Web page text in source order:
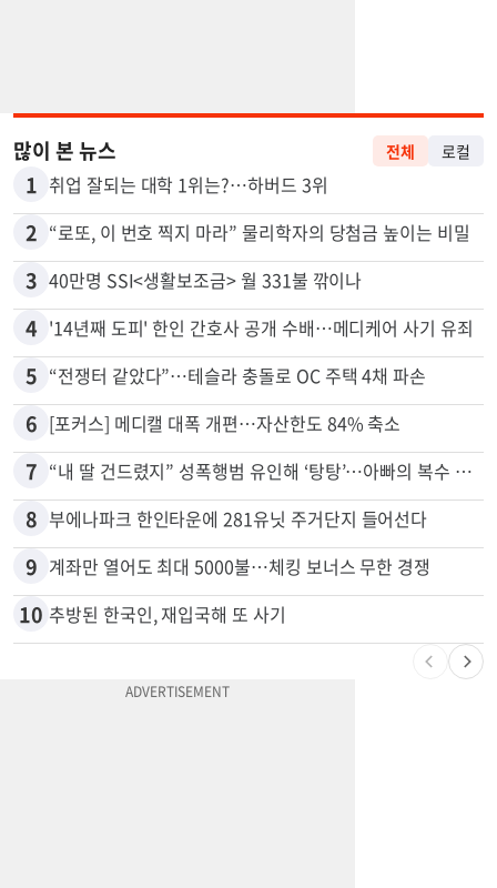
많이 본 뉴스 전체 로컬
1 취업 잘되는 대학 1위는?…하버드 3위
2 “로또, 이 번호 찍지 마라” 물리학자의 당첨금 높이는 비밀
3 40만명 SSI<생활보조금> 월 331불 깎이나
4 '14년째 도피' 한인 간호사 공개 수배…메디케어 사기 유죄
5 “전쟁터 같았다”…테슬라 충돌로 OC 주택 4채 파손
6 [포커스] 메디캘 대폭 개편…자산한도 84% 축소
7 “내 딸 건드렸지” 성폭행범 유인해 ‘탕탕’…아빠의 복수 결말
8 부에나파크 한인타운에 281유닛 주거단지 들어선다
9 계좌만 열어도 최대 5000불…체킹 보너스 무한 경쟁
10 추방된 한국인, 재입국해 또 사기